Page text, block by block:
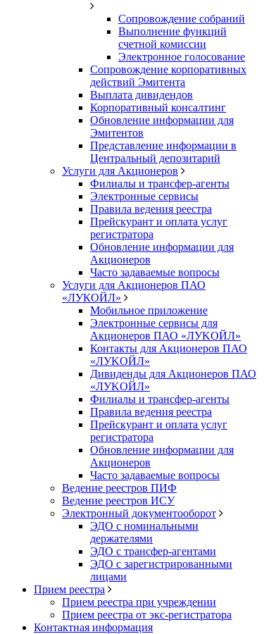
Сопровождение собраний
Выполнение функций
счетной комиссии
Электронное голосование
Сопровождение корпоративных
действий Эмитента
Выплата дивидендов
Корпоративный консалтинг
Обновление информации для
Эмитентов
Представление информации в
Центральный депозитарий
Услуги для Акционеров
Филиалы и трансфер-агенты
Электронные сервисы
Правила ведения реестра
Прейскурант и оплата услуг
регистратора
Обновление информации для
Акционеров
Часто задаваемые вопросы
Услуги для Акционеров ПАО
«ЛУКОЙЛ»
Мобильное приложение
Электронные сервисы для
Акционеров ПАО «ЛУKOЙЛ»
Контакты для Акционеров ПАО
«ЛУKOЙЛ»
Дивиденды для Акционеров ПАО
«ЛУKOЙЛ»
Филиалы и трансфер-агенты
Правила ведения реестра
Прейскурант и оплата услуг
регистратора
Обновление информации для
Акционеров
Часто задаваемые вопросы
Ведение реестров ПИФ
Ведение реестров ИСУ
Электронный документооборот
ЭДО с номинальными
держателями
ЭДО с трансфер-агентами
ЭДО с зарегистрированными
лицами
Прием реестра
Прием реестра при учреждении
Прием реестра от экс-регистратора
Контактная информация